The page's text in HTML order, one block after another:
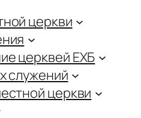
церкви
церквей ЕХБ
служений
церкви